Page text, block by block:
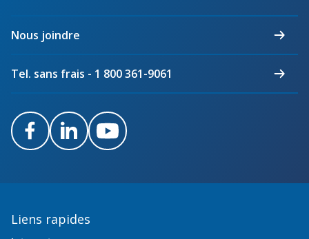
électriciens
Nous joindre
Tel. sans frais - 1 800 361-9061
FacebookLinkedInYoutube
Liens rapides